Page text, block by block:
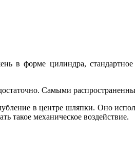
форме цилиндра, стандартное
Самыми
в центре шляпки. Оно
такое механическое воздействие.